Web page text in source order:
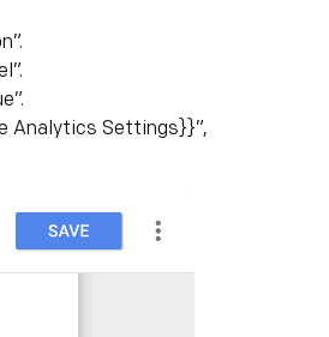
Analytics Settings}}”,